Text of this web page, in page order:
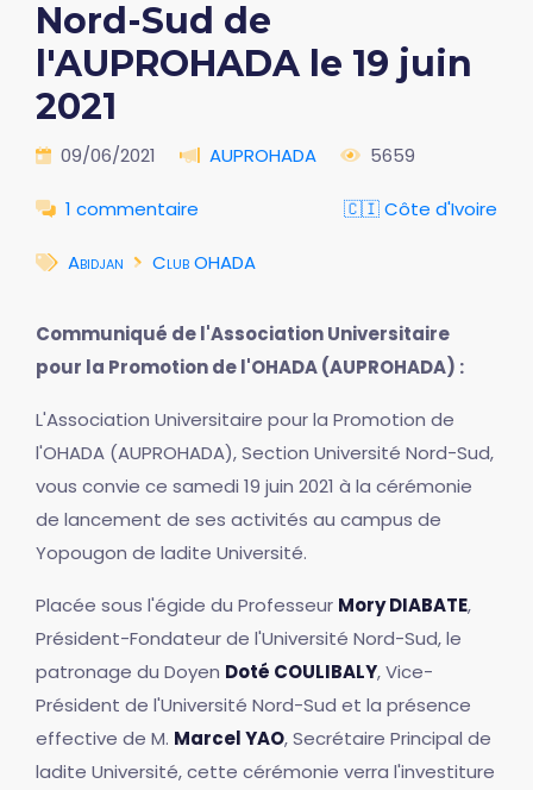
Nord-Sud de
l'AUPROHADA le 19 juin
2021
09/06/2021 AUPROHADA 5659
1 commentaire 🇨🇮 Côte d'Ivoire
Abidjan Club OHADA
Communiqué de l'Association Universitaire
pour la Promotion de l'OHADA (AUPROHADA) :
L'Association Universitaire pour la Promotion de
l'OHADA (AUPROHADA), Section Université Nord-Sud,
vous convie ce samedi 19 juin 2021 à la cérémonie
de lancement de ses activités au campus de
Yopougon de ladite Université.
Placée sous l'égide du Professeur Mory DIABATE,
Président-Fondateur de l'Université Nord-Sud, le
patronage du Doyen Doté COULIBALY, Vice-
Président de l'Université Nord-Sud et la présence
effective de M. Marcel YAO, Secrétaire Principal de
ladite Université, cette cérémonie verra l'investiture